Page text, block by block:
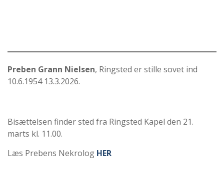
Preben Grann Nielsen, Ringsted er stille sovet ind
10.6.1954 13.3.2026.
Bisættelsen finder sted fra Ringsted Kapel den 21.
marts kl. 11.00.
Læs Prebens Nekrolog HER